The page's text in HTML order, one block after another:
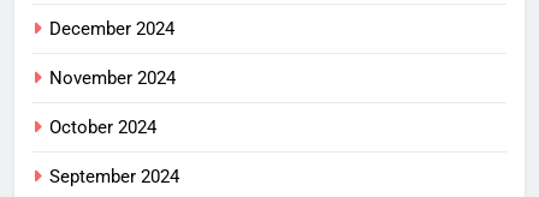
December 2024
November 2024
October 2024
September 2024